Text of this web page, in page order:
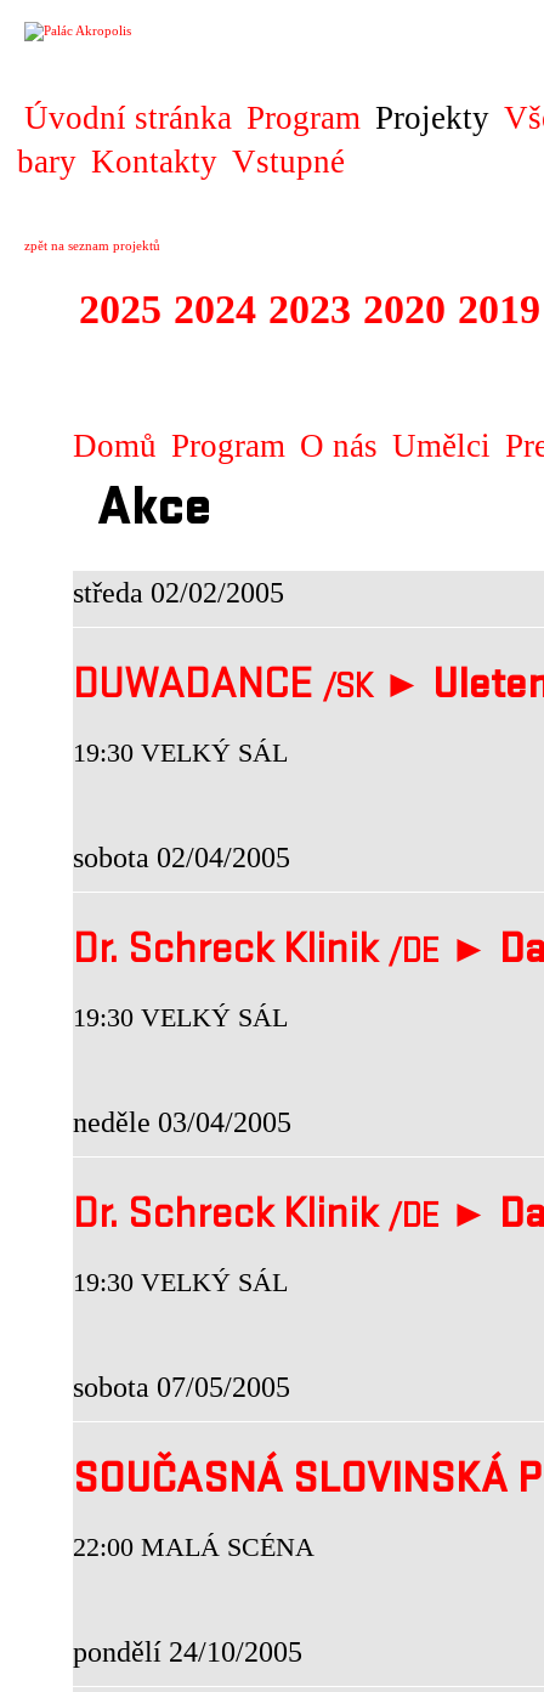
Úvodní stránka Program Projekty
bary Kontakty Vstupné
zpět na seznam projektů
2025 2024 2023 2020 2019
Domů Program O nás Umělci
Akce
středa 02/02/2005
DUWADANCE /SK►
19:30 VELKÝ SÁL
sobota 02/04/2005
Dr. Schreck Klinik /DE ►
19:30 VELKÝ SÁL
neděle 03/04/2005
Dr. Schreck Klinik /DE ►
19:30 VELKÝ SÁL
sobota 07/05/2005
SOUČASNÁ SLOVINSKÁ
22:00 MALÁ SCÉNA
pondělí 24/10/2005